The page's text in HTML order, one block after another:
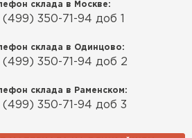
склада в Москве:
(499) 350-71-94 доб 1
склада в Одинцово:
(499) 350-71-94 доб 2
склада в Раменском:
(499) 350-71-94 доб 3